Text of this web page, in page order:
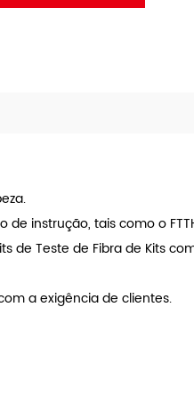
instrução, tais como o
de Teste de Fibra de Kits
a exigência de clientes.